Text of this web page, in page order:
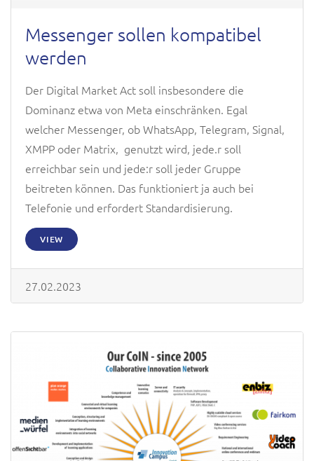
Messenger sollen kompatibel
werden
Der Digital Market Act soll insbesondere die
Dominanz etwa von Meta einschränken. Egal
welcher Messenger, ob WhatsApp, Telegram, Signal,
XMPP oder Matrix, genutzt wird, jede.r soll
erreichbar sein und jede:r soll jeder Gruppe
beitreten können. Das funktioniert ja auch bei
Telefonie und erfordert Standardisierung.
VIEW
27.02.2023